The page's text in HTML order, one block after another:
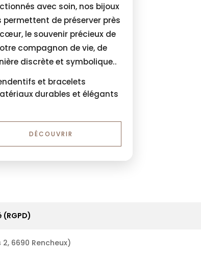
avec soin, nos bijoux
permettent de préserver près
le souvenir précieux de
compagnon de vie, de
discrète et symbolique..
et bracelets
durables et élégants
DÉCOUVRIR
6690 Rencheux)